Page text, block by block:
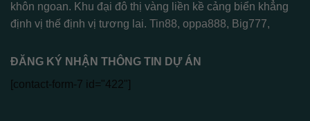
khôn ngoan. Khu đại đô thị vàng liền kề cảng biển khẳng
định vị thế định vị tương lai. Tin88, oppa888, Big777,
ĐĂNG KÝ NHẬN THÔNG TIN DỰ ÁN
[contact-form-7 id="422"]